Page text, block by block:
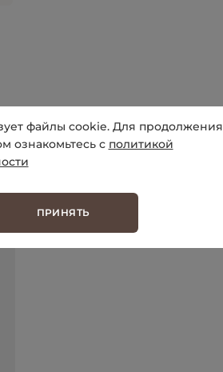
файлы cookie. Для продолжения
ознакомьтесь с политикой
ПРИНЯТЬ